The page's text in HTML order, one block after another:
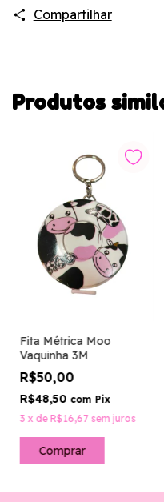
Compartilhar
Produtos
Fita Métrica Moo
Vaquinha 3M
R$50,00
R$48,50 com Pix
3 x de R$16,67 sem juros